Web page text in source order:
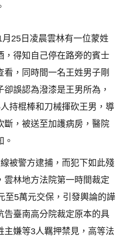
25日凌晨雲林有一位蒙姓
，得知自己停在路旁的賓士
，同時間一名王姓男子剛
誤認為潑漆是王男所為，
持棍棒和刀械揮砍王男，導
斷，被送至加護病房，醫院
。
被警方逮捕，而犯下如此殘
雲林地方法院第一時間裁定
至5萬元交保，引發輿論的譁
告臺南高分院裁定原本的具
主嫌等3人羈押禁見，高等法